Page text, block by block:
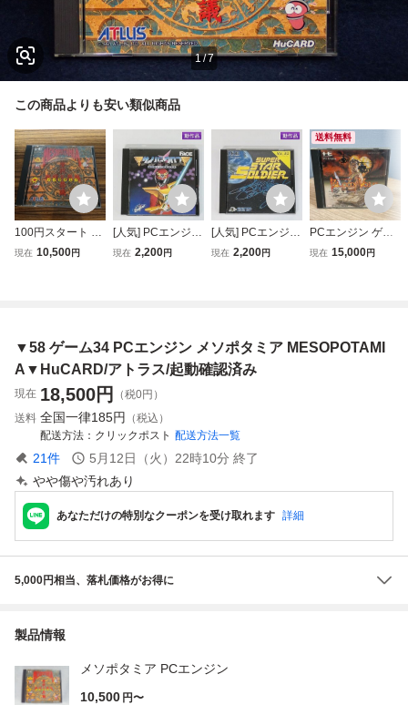
1/7
この商品よりも安い類似商品
100円スタート 動
作確認 PCエンジ
現在 10,500円
[人気] PCエンジン
HuCARD サイバ
現在 2,200円
[人気] PCエンジン
HuCARD スーパ
現在 2,200円
送料無料
PCエンジン ゲー
ムソフト ならず者
現在 15,000円
▼58 ゲーム34 PCエンジン メソポタミア MESOPOTAMI
A▼HuCARD/アトラス/起動確認済み
現在 18,500円
（税0円）
送料 全国一律185円
（税込）
配送方法
クリックポスト 配送方法一覧
21件 5月12日（火）22時10分 終了
やや傷や汚れあり
あなただけの特別なクーポンを受け取れます 詳細
5,000円相当、落札価格がお得に
製品情報
メソポタミア PCエンジン
10,500 円〜